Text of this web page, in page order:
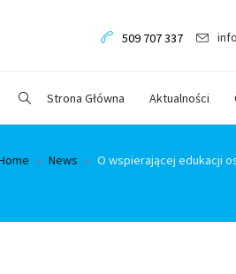
509 707 337
Strona Główna Aktualności
News
O wspierającej edukacji